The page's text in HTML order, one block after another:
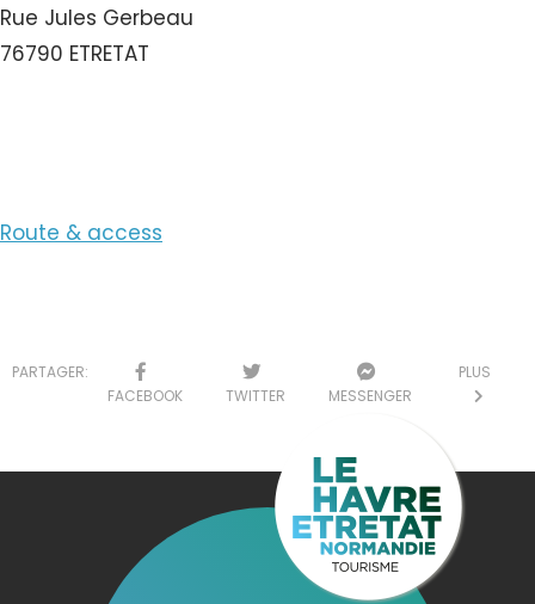
Rue Jules Gerbeau
76790 ETRETAT
Route & access
PARTAGER:
FACEBOOK
TWITTER MESSENGER
PLUS